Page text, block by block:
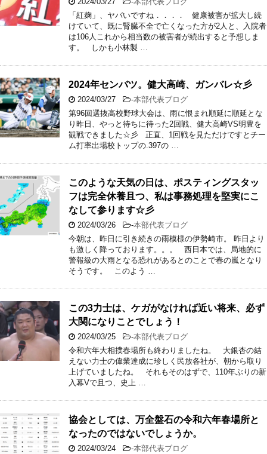
「紅麹」、ヤバいですね．．．． 健康被害が拡大し続
けていて、既に腎臓不全で亡くなった方が2人と、入院者
は106人これから相当数の被害者が続出すると予想しま
す。 しかも小林製 …
2024年センバツ。健大高崎、ガンバレ☆彡
2024/03/27 -本部代表ブログ
第96回選抜高校野球大会は、雨に恨まれ順延に順延とな
り昨日、やっと待ちに待った2回戦、健大高崎VS明豊を
観戦できました☆彡 正直、1回戦を見ただけですとチー
ム打率出場校トップの.397の …
このような天気の日は、ポスティングスタッ
フは完全休養且つ、私は事務処理を堅実にこ
なして参ります☆彡
2024/03/26 -本部代表ブログ
今朝は、昨日に引き続きの雨模様の伊勢崎市。 昨日より
も激しく降っております。。。 西日本では、局地的に
警報級の大雨となる恐れがあるとのことで春の嵐となり
そうです。 このよう …
この3力士は、ケガがなければ近い将来、必ず
大関になりことでしょう！
2024/03/25 -本部代表ブログ
令和六年大相撲春場所も終わりましたね。 大銀杏の結
えない力士の偉業達成に珍しく民放各社が、朝から取り
上げていましたね。 それもそのはずで、110年ぶりの新
入幕Vで且つ、史上 …
協会としては、万全盤石の令和六年春場所と
なったのではないでしょうか。
2024/03/24 -本部代表ブログ